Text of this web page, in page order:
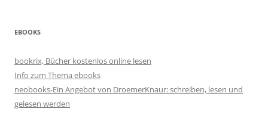
EBOOKS
bookrix, Bücher kostenlos online lesen
Info zum Thema ebooks
neobooks-Ein Angebot von DroemerKnaur: schreiben, lesen und
gelesen werden